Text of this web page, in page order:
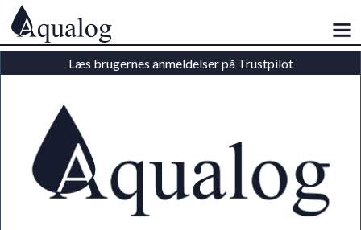
Læs brugernes anmeldelser på Trustpilot